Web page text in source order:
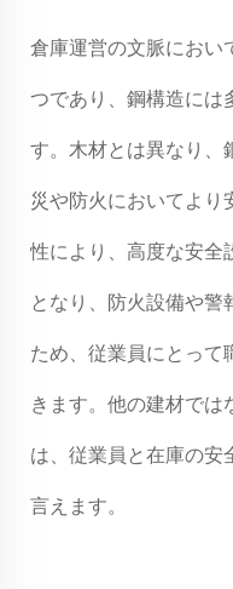
倉庫運営の文脈におい
つであり、鋼構造には
す。木材とは異なり、
災や防火においてより
性により、高度な安全
となり、防火設備や警
ため、従業員にとって
きます。他の建材では
は、従業員と在庫の安
言えます。